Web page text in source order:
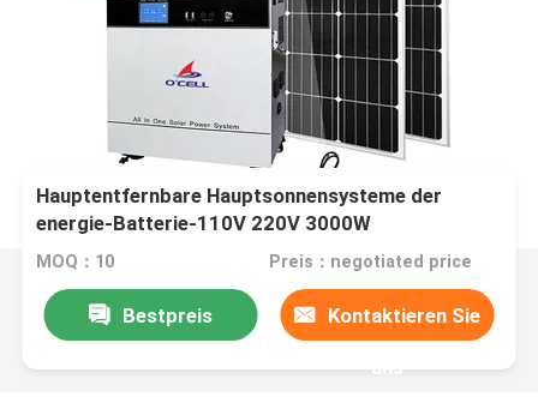
Hauptentfernbare Hauptsonnensysteme der
energie-Batterie-110V 220V 3000W
MOQ：10 Preis：negotiated price
Bestpreis Kontaktieren Sie
uns